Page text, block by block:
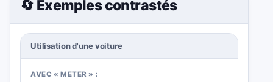
🔄 Exemples contrastés
Utilisation d'une voiture
AVEC « METER » :